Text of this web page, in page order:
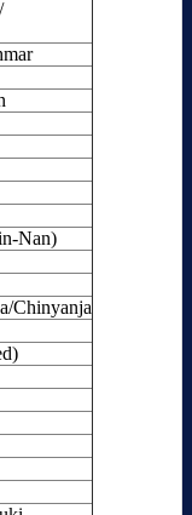
Nan)
Chinyanja